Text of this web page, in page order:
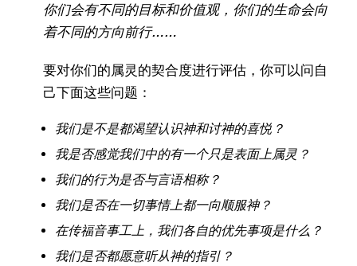
你们会有不同的目标和价值观，你们的生命会向
着不同的方向前行……
要对你们的属灵的契合度进行评估，你可以问自
己下面这些问题：
我们是不是都渴望认识神和讨神的喜悦？
我是否感觉我们中的有一个只是表面上属灵？
我们的行为是否与言语相称？
我们是否在一切事情上都一向顺服神？
在传福音事工上，我们各自的优先事项是什么？
我们是否都愿意听从神的指引？